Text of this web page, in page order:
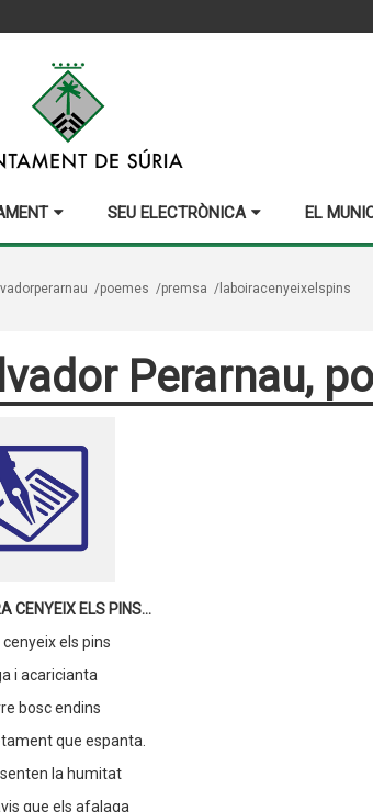
SEU ELECTRÒNICA EL
/poemes /premsa /laboiracenyeixelspins
Perarnau,
CENYEIX ELS PINS...
cenyeix els pins
i acaricianta
bosc endins
que espanta.
senten la humitat
que els afalaga